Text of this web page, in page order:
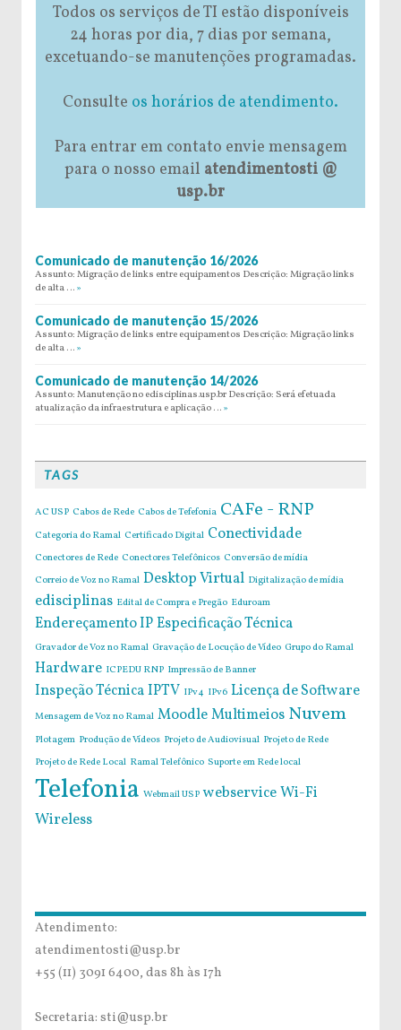
Todos os serviços de TI estão disponíveis
24 horas por dia, 7 dias por semana,
excetuando-se manutenções programadas.
Consulte os horários de atendimento.
Para entrar em contato envie mensagem
para o nosso email atendimentosti @
usp.br
Comunicado de manutenção 16/2026
Assunto: Migração de links entre equipamentos Descrição: Migração links
de alta … »
Comunicado de manutenção 15/2026
Assunto: Migração de links entre equipamentos Descrição: Migração links
de alta … »
Comunicado de manutenção 14/2026
Assunto: Manutenção no edisciplinas.usp.br Descrição: Será efetuada
atualização da infraestrutura e aplicação … »
TAGS
AC USP Cabos de Rede Cabos de Tefefonia CAFe - RNP
Categoria do Ramal Certificado Digital Conectividade
Conectores de Rede Conectores Telefônicos Conversão de mídia
Correio de Voz no Ramal Desktop Virtual Digitalização de mídia
edisciplinas Edital de Compra e Pregão Eduroam
Endereçamento IPEspecificação Técnica
Gravador de Voz no Ramal Gravação de Locução de Vídeo Grupo do Ramal
Hardware ICPEDU RNP Impressão de Banner
Inspeção TécnicaIPTV IPv4 IPv6 Licença de Software
Mensagem de Voz no Ramal MoodleMultimeios Nuvem
Plotagem Produção de Vídeos Projeto de Audiovisual Projeto de Rede
Projeto de Rede Local Ramal Telefônico Suporte em Rede local
Telefonia Webmail USP webserviceWi-Fi
Wireless
Atendimento:
atendimentosti@usp.br
+55 (11) 3091 6400, das 8h às 17h
Secretaria: sti@usp.br